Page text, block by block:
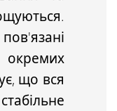
.
що вся